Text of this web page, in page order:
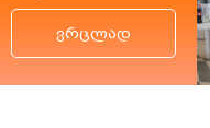
ვრცლად